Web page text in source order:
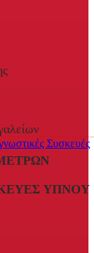
Συσκευές
ΎΠΝΟΥ